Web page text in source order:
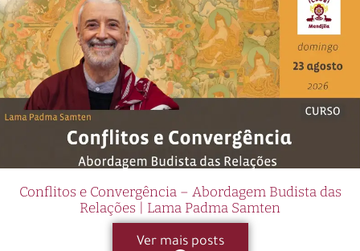
Conflitos e Convergência – Abordagem Budista das
Relações | Lama Padma Samten
Ver mais posts